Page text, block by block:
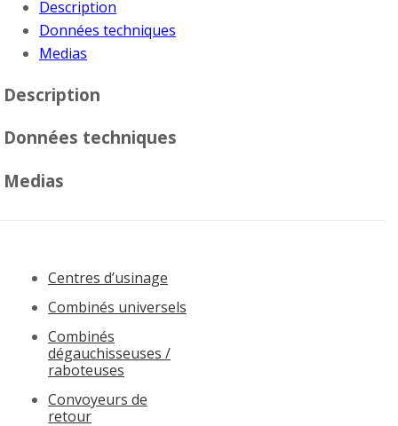
Description
Données techniques
Medias
Description
Données techniques
Medias
Centres d’usinage
Combinés universels
Combinés
dégauchisseuses /
raboteuses
Convoyeurs de
retour